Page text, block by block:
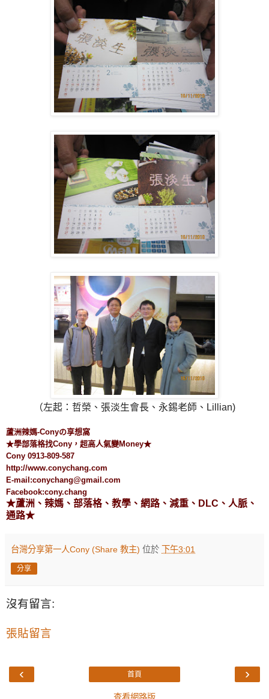
（左起：哲榮、張淡生會長、永錫老師、Lillian)
蘆洲辣媽-Conyの享想窩
★學部落格找Cony，超高人氣變Money★
Cony 0913-809-587
http://www.conychang.com
E-mail:conychang@gmail.com
Facebook:cony.chang
★蘆洲、辣媽、部落格、教學、網路、減重、DLC、人脈、
通路★
台灣分享第一人Cony (Share 教主) 位於 下午3:01
分享
沒有留言:
張貼留言
‹ ›
首頁